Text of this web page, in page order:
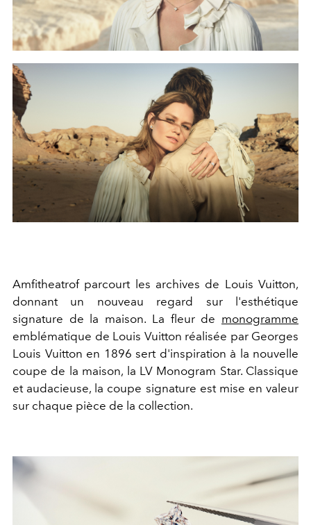
Amfitheatrof parcourt les archives de Louis Vuitton,
donnant un nouveau regard sur l'esthétique
signature de la maison. La fleur de monogramme
emblématique de Louis Vuitton réalisée par Georges
Louis Vuitton en 1896 sert d'inspiration à la nouvelle
coupe de la maison, la LV Monogram Star. Classique
et audacieuse, la coupe signature est mise en valeur
sur chaque pièce de la collection.